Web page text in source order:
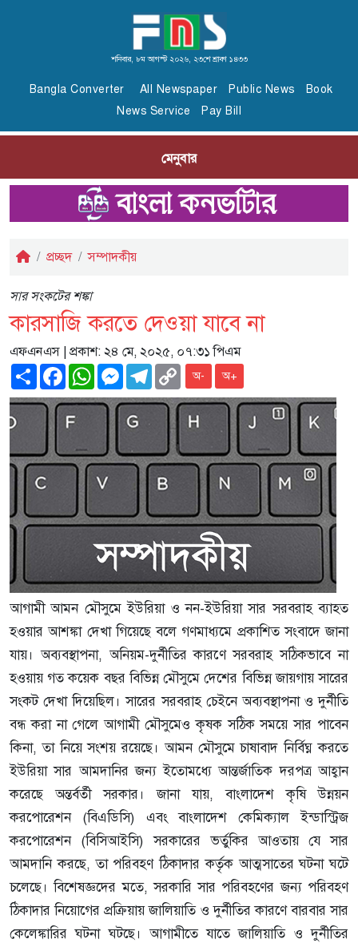
শনিবার, ৮ম আগস্ট ২০২৬, ২৩শে শ্রাবণ ১৪৩৩
Bangla Converter All Newspaper Public News
Book
News Service
Pay Bill
মেনুবার
প্রচ্ছদ সম্পাদকীয়
সার সংকটের শঙ্কা
কারসাজি করতে দেওয়া যাবে না
এফএনএস | প্রকাশ: ২৪ মে, ২০২৫, ০৭:৩১ পিএম
ShareFacebookWhatsAppMessenger
Telegram
Copy
Link
অ- অ+
আগামী আমন মৌসুমে ইউরিয়া ও নন-ইউরিয়া সার সরবরাহ ব্যাহত
হওয়ার আশঙ্কা দেখা গিয়েছে বলে গণমাধ্যমে প্রকাশিত সংবাদে জানা
যায়। অব্যবস্থাপনা, অনিয়ম-দুর্নীতির কারণে সরবরাহ সঠিকভাবে না
হওয়ায় গত কয়েক বছর বিভিন্ন মৌসুমে দেশের বিভিন্ন জায়গায় সারের
সংকট দেখা দিয়েছিল। সারের সরবরাহ চেইনে অব্যবস্থাপনা ও দুর্নীতি
বন্ধ করা না গেলে আগামী মৌসুমেও কৃষক সঠিক সময়ে সার পাবেন
কিনা, তা নিয়ে সংশয় রয়েছে। আমন মৌসুমে চাষাবাদ নির্বিঘ্ন করতে
ইউরিয়া সার আমদানির জন্য ইতোমধ্যে আন্তর্জাতিক দরপত্র আহ্বান
করেছে অন্তর্বর্তী সরকার। জানা যায়, বাংলাদেশ কৃষি উন্নয়ন
করপোরেশন (বিএডিসি) এবং বাংলাদেশ কেমিক্যাল ইন্ডাস্ট্রিজ
করপোরেশন (বিসিআইসি) সরকারের ভর্তুকির আওতায় যে সার
আমদানি করছে, তা পরিবহণ ঠিকাদার কর্তৃক আত্মসাতের ঘটনা ঘটে
চলেছে। বিশেষজ্ঞদের মতে, সরকারি সার পরিবহণের জন্য পরিবহণ
ঠিকাদার নিয়োগের প্রক্রিয়ায় জালিয়াতি ও দুর্নীতির কারণে বারবার সার
কেলেঙ্কারির ঘটনা ঘটছে। আগামীতে যাতে জালিয়াতি ও দুর্নীতির